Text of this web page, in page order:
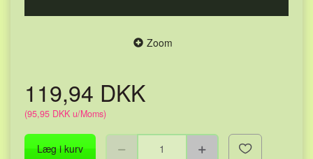
Zoom
119,94 DKK
(95,95 DKK u/Moms)
Læg i kurv